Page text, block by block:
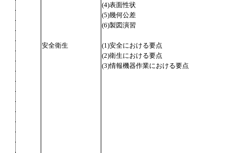
(4)表面性状
(5)幾何公差
(6)製図演習
安全衛生
(1)安全における要点
(2)衛生における要点
(3)情報機器作業における要点